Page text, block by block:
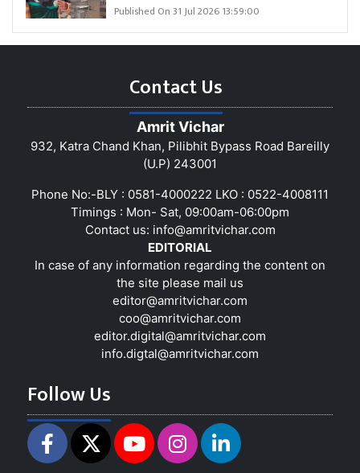
Published On 31 Jul 2026 13:59:00
Contact Us
Amrit Vichar
932, Katra Chand Khan, Pilibhit Bypass Road Bareilly
(U.P) 243001
Phone No:-BLY : 0581-4000222 LKO : 0522-4008111
Timings : Mon- Sat, 09:00am-06:00pm
Contact us: info@amritvichar.com
EDITORIAL
In case of any information regarding the content on
the site please mail us
editor@amritvichar.com
coo@amritvichar.com
editor.digital@amritvichar.com
info.digtal@amritvichar.com
Follow Us